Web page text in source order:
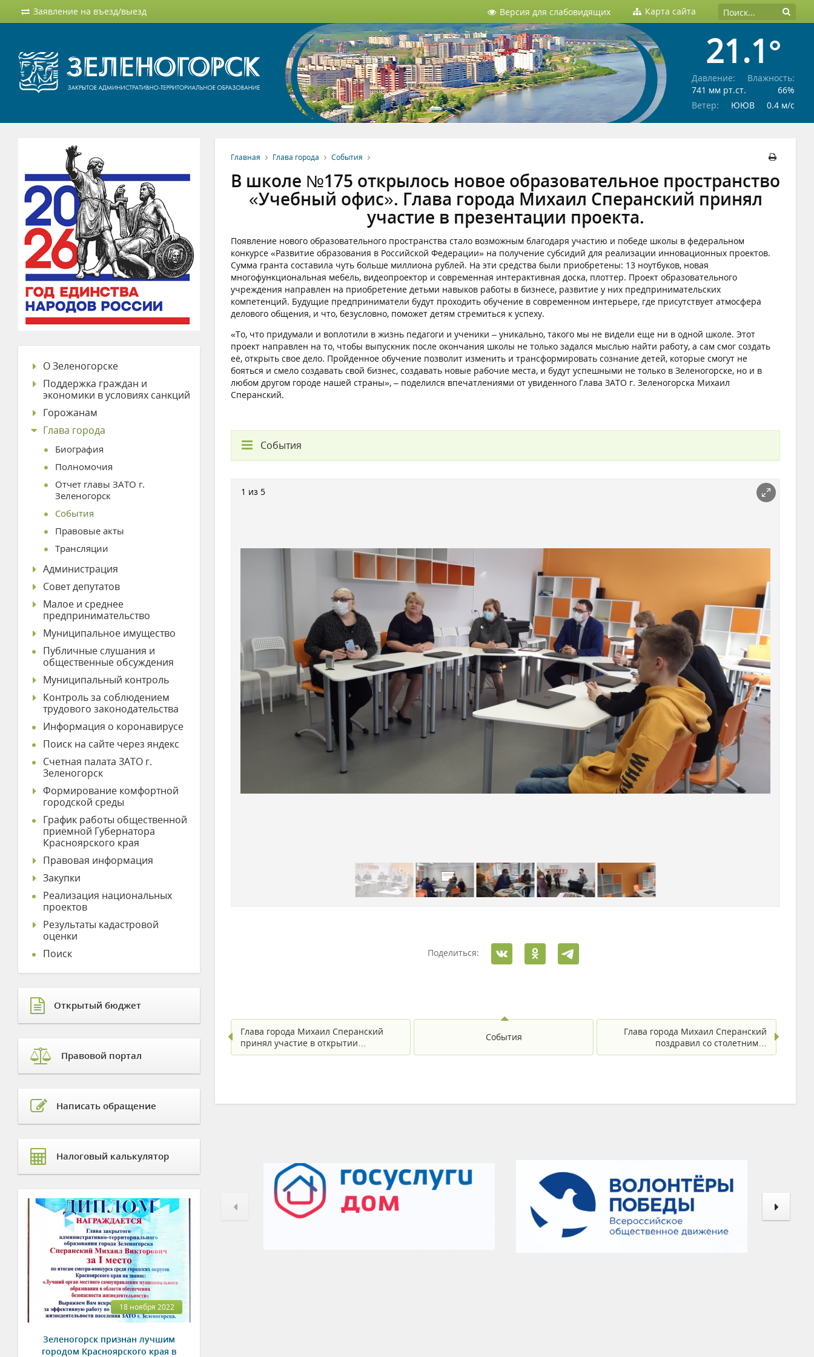
Заявление на въезд/выезд Версия для слабовидящих Карта сайта
21.1°
Давление:
741 мм рт.ст.
Влажность:
66%
Ветер:
ЮЮВ 0.4 м/c
Главная Глава города События
В школе №175 открылось новое образовательное пространство
«Учебный офис». Глава города Михаил Сперанский принял
участие в презентации проекта.
Появление нового образовательного пространства стало возможным благодаря участию и победе школы в федеральном
конкурсе «Развитие образования в Российской Федерации» на получение субсидий для реализации инновационных проектов.
Сумма гранта составила чуть больше миллиона рублей. На эти средства были приобретены: 13 ноутбуков, новая
многофункциональная мебель, видеопроектор и современная интерактивная доска, плоттер. Проект образовательного
учреждения направлен на приобретение детьми навыков работы в бизнесе, развитие у них предпринимательских
компетенций. Будущие предприниматели будут проходить обучение в современном интерьере, где присутствует атмосфера
делового общения, и что, безусловно, поможет детям стремиться к успеху.
«То, что придумали и воплотили в жизнь педагоги и ученики – уникально, такого мы не видели еще ни в одной школе. Этот
проект направлен на то, чтобы выпускник после окончания школы не только задался мыслью найти работу, а сам смог создать
её, открыть свое дело. Пройденное обучение позволит изменить и трансформировать сознание детей, которые смогут не
бояться и смело создавать свой бизнес, создавать новые рабочие места, и будут успешными не только в Зеленогорске, но и в
любом другом городе нашей страны», – поделился впечатлениями от увиденного Глава ЗАТО г. Зеленогорска Михаил
Сперанский.
События
1 из 5
Поделиться:
Глава города Михаил Сперанский
принял участие в открытии…
События
Глава города Михаил Сперанский
поздравил со столетним…
О Зеленогорске
Поддержка граждан и
экономики в условиях санкций
Горожанам
Глава города
Биография
Полномочия
Отчет главы ЗАТО г.
Зеленогорск
События
Правовые акты
Трансляции
Администрация
Совет депутатов
Малое и среднее
предпринимательство
Муниципальное имущество
Публичные слушания и
общественные обсуждения
Муниципальный контроль
Контроль за соблюдением
трудового законодательства
Информация о коронавирусе
Поиск на сайте через яндекс
Счетная палата ЗАТО г.
Зеленогорск
Формирование комфортной
городской среды
График работы общественной
приемной Губернатора
Красноярского края
Правовая информация
Закупки
Реализация национальных
проектов
Результаты кадастровой
оценки
Поиск
Открытый бюджет
Правовой портал
Написать обращение
Налоговый калькулятор
18 ноября 2022
Зеленогорск признан лучшим
городом Красноярского края в